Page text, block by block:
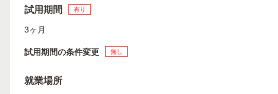
試用期間 有り
3ヶ月
試用期間の条件変更
無し
就業場所